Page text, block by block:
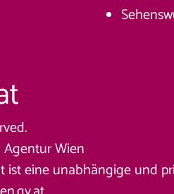
Agentur Wien
ist eine unabhängige und